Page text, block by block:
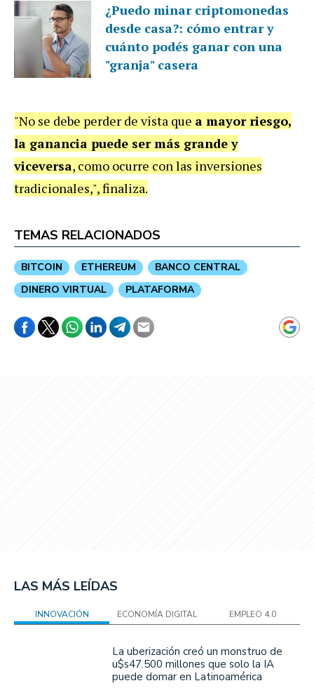
¿Puedo minar criptomonedas
desde casa?: cómo entrar y
cuánto podés ganar con una
"granja" casera
"No se debe perder de vista que a mayor riesgo,
la ganancia puede ser más grande y
viceversa, como ocurre con las inversiones
tradicionales,", finaliza.
TEMAS RELACIONADOS
BITCOIN ETHEREUM
BANCO CENTRAL
DINERO VIRTUAL
PLATAFORMA
LAS MÁS LEÍDAS
INNOVACIÓN ECONOMÍA DIGITAL EMPLEO 4.0
La uberización creó un monstruo de
u$s47.500 millones que solo la IA
puede domar en Latinoamérica